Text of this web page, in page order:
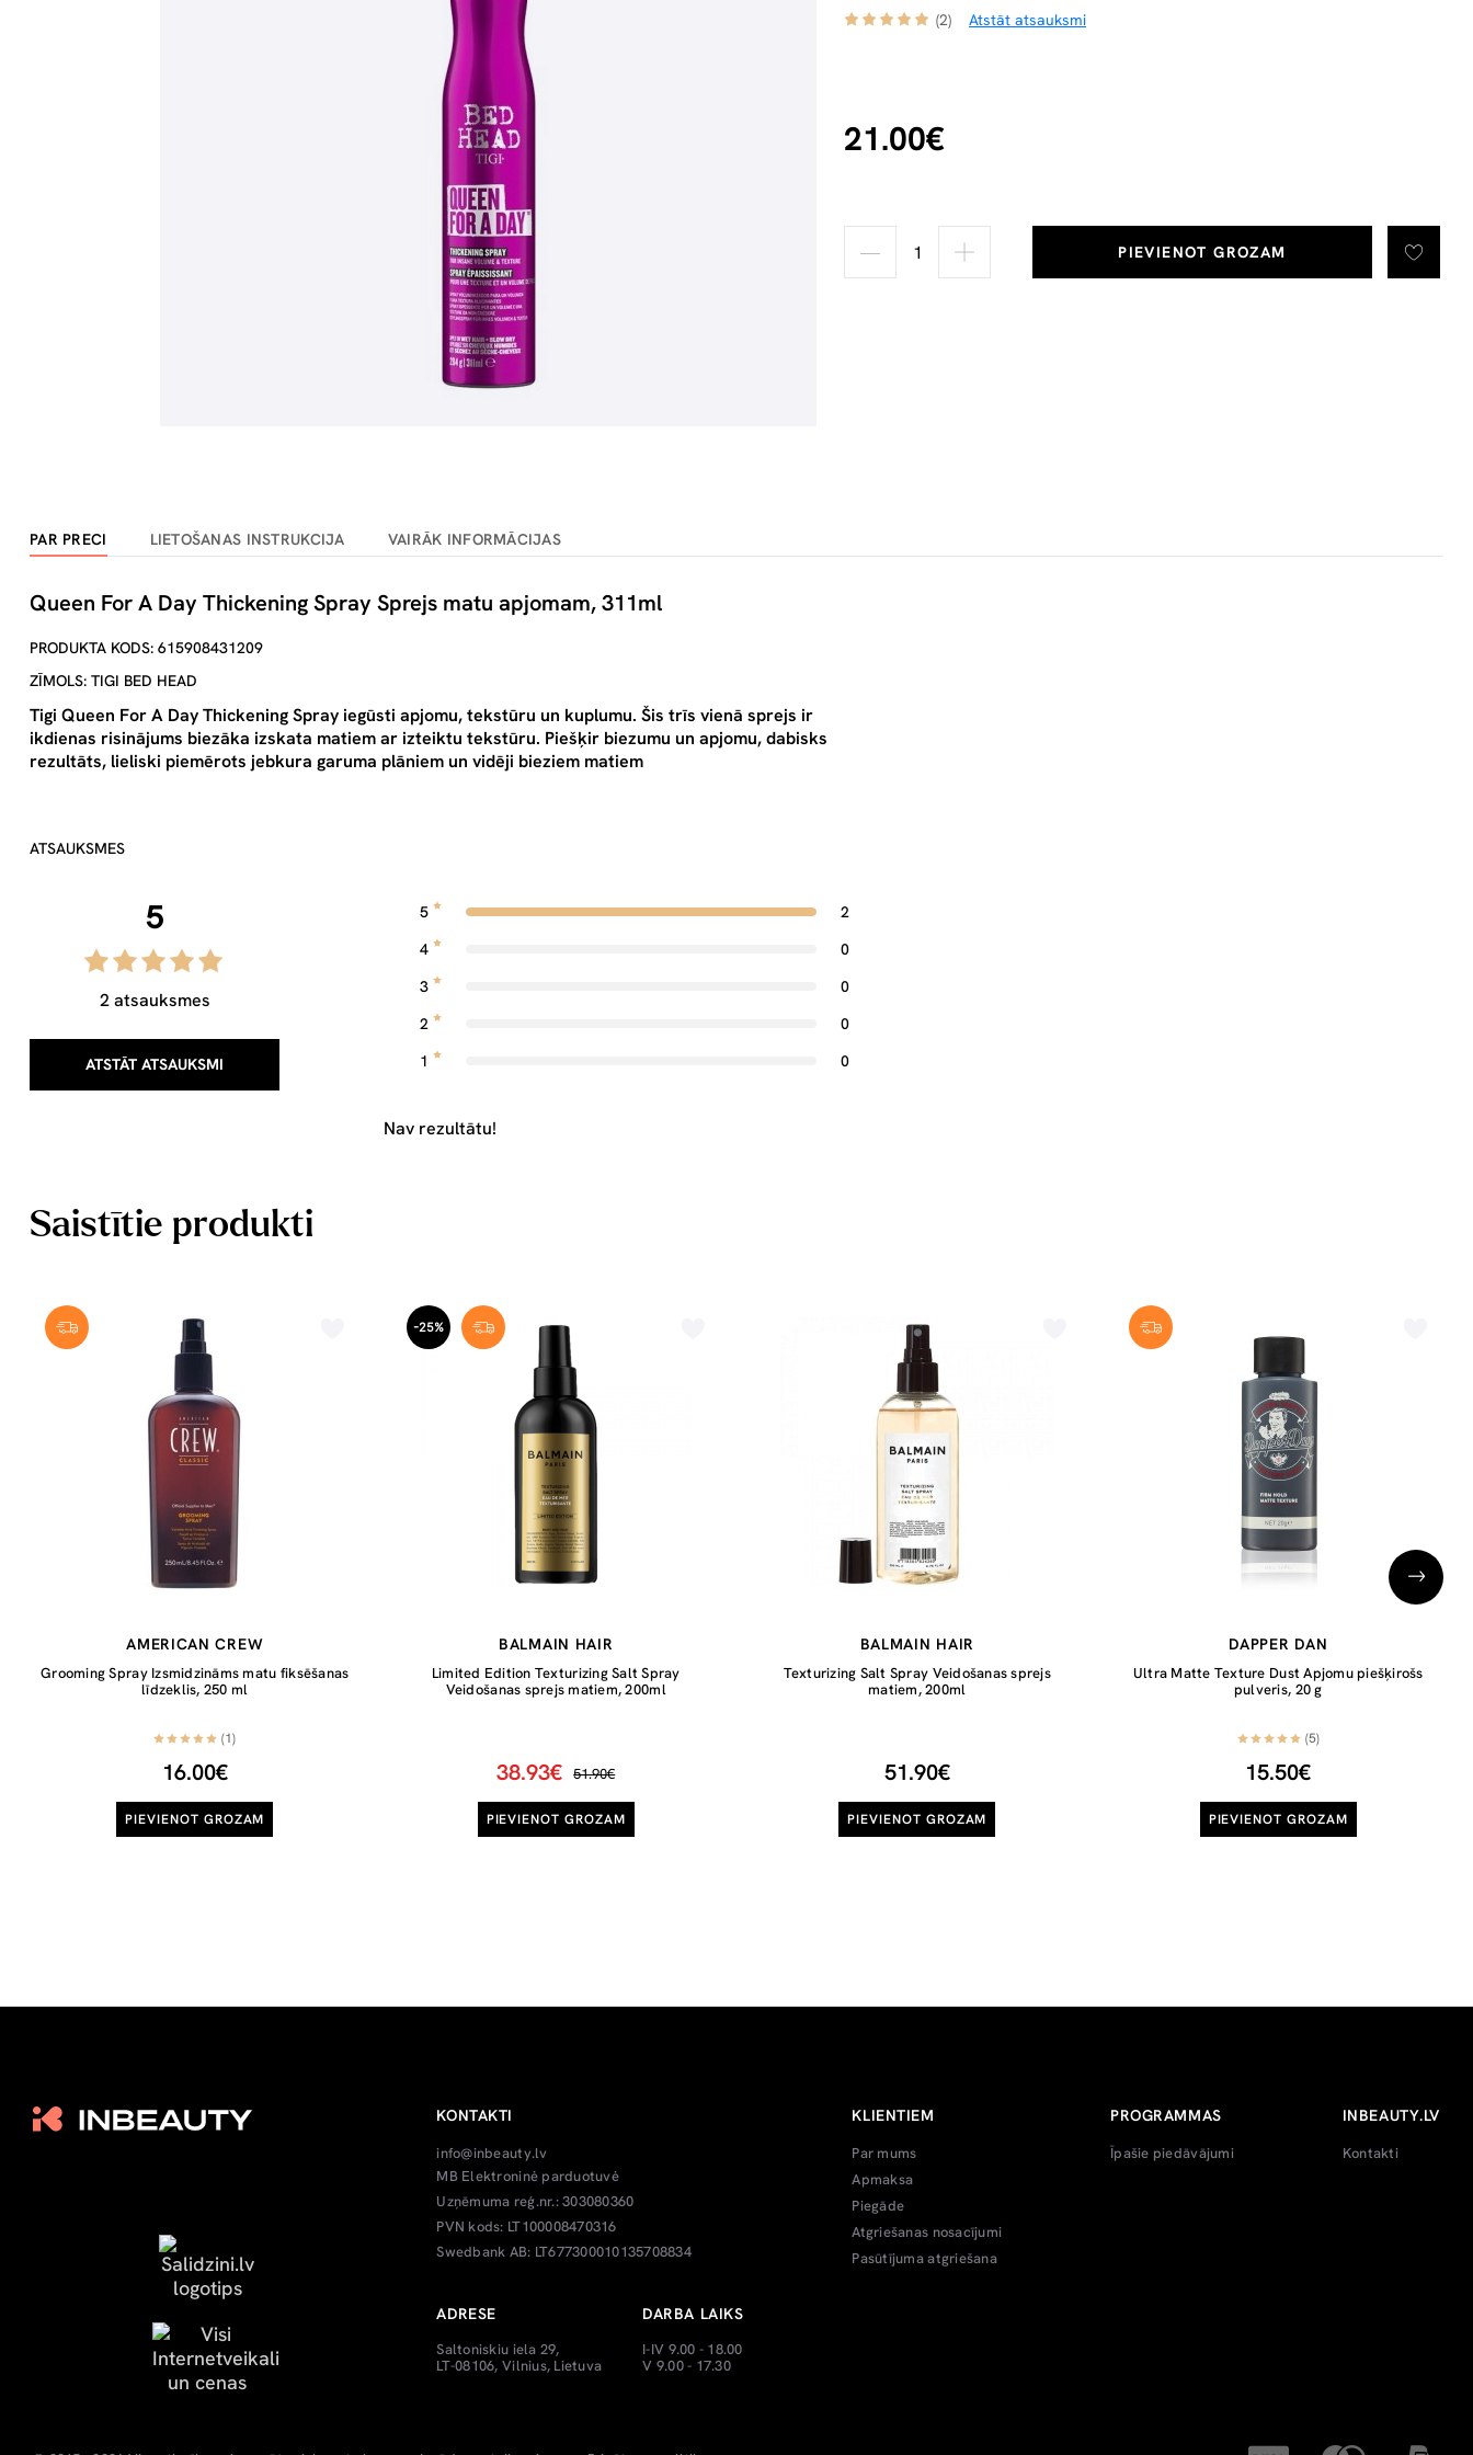
(2) Atstāt atsauksmi
21.00€
PIEVIENOT GROZAM
PAR PRECI LIETOŠANAS INSTRUKCIJA VAIRĀK INFORMĀCIJAS
Queen For A Day Thickening Spray Sprejs matu apjomam, 311ml
PRODUKTA KODS: 615908431209
ZĪMOLS: TIGI BED HEAD
Tigi Queen For A Day Thickening Spray iegūsti apjomu, tekstūru un kuplumu. Šis trīs vienā sprejs ir
ikdienas risinājums biezāka izskata matiem ar izteiktu tekstūru. Piešķir biezumu un apjomu, dabisks
rezultāts, lieliski piemērots jebkura garuma plāniem un vidēji bieziem matiem
ATSAUKSMES
5
2 atsauksmes
ATSTĀT ATSAUKSMI
5
2
4
0
3
0
2
0
1
0
Nav rezultātu!
Saistītie produkti
AMERICAN CREW
Grooming Spray Izsmidzināms matu fiksēšanas
līdzeklis, 250 ml
(1)
16.00€
PIEVIENOT GROZAM
-25%
BALMAIN HAIR
Limited Edition Texturizing Salt Spray
Veidošanas sprejs matiem, 200ml
38.93€ 51.90€
PIEVIENOT GROZAM
BALMAIN HAIR
Texturizing Salt Spray Veidošanas sprejs
matiem, 200ml
51.90€
PIEVIENOT GROZAM
DAPPER DAN
Ultra Matte Texture Dust Apjomu piešķirošs
pulveris, 20 g
(5)
15.50€
PIEVIENOT GROZAM
KONTAKTI
info@inbeauty.lv
MB Elektroninė parduotuvė
Uzņēmuma reģ.nr.: 303080360
PVN kods: LT100008470316
Swedbank AB: LT677300010135708834
ADRESE
Saltoniskiu iela 29,
LT-08106, Vilnius, Lietuva
DARBA LAIKS
I-IV 9.00 - 18.00
V 9.00 - 17.30
KLIENTIEM
Par mums
Apmaksa
Piegāde
Atgriešanas nosacījumi
Pasūtījuma atgriešana
PROGRAMMAS
Īpašie piedāvājumi
INBEAUTY.LV
Kontakti